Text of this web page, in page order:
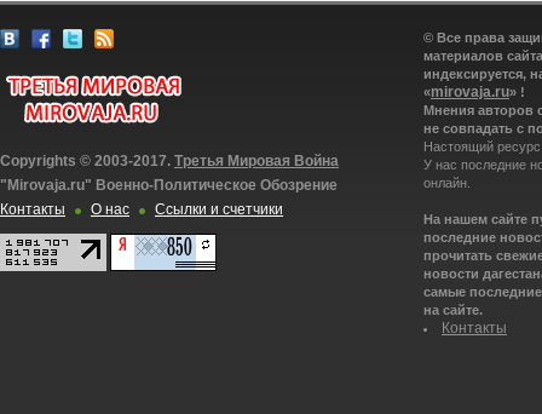
Copyrights © 2003-2017. Третья Мировая Война
"Mirovaja.ru" Военно-Политическое Обозрение
Контакты
О нас Ссылки и счетчики
© Все права
материалов
индексируется,
«mirovaja.ru» !
Мнения авторов
не совпадать с
Настоящий
У нас последние
онлайн.
На нашем сайте
последние
прочитать
новости
самые
на сайте.
Контакты